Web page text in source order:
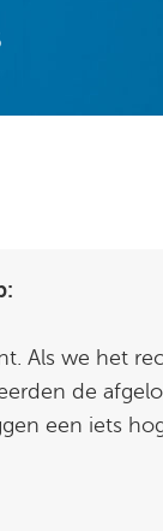
Als we het
de
een iets